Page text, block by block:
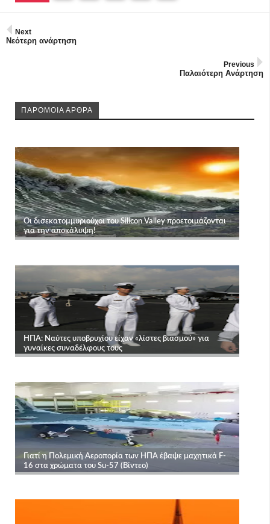
Next
Νεότερη ανάρτηση
Previous
Παλαιότερη Ανάρτηση
ΠΑΡΟΜΟΙΑ ΑΡΘΡΑ